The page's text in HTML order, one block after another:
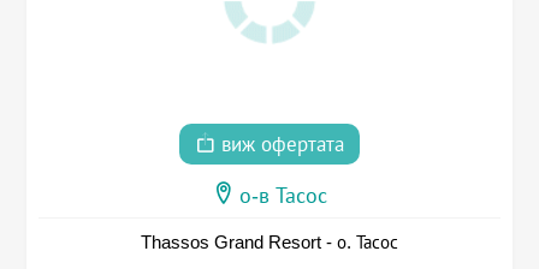
виж офертата
о-в Тасос
Thassos Grand Resort - о. Тасос